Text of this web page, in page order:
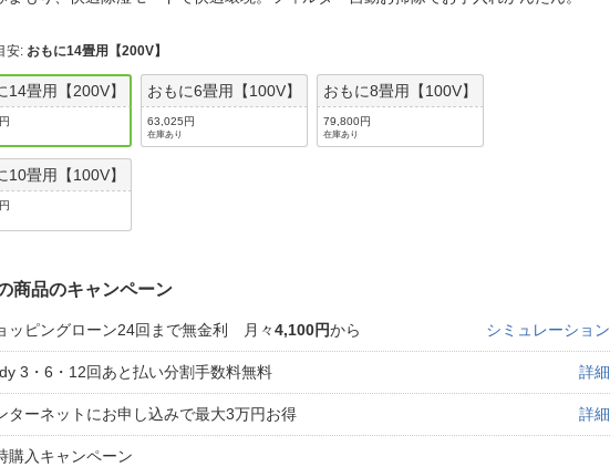
安: おもに14畳用【200V】
14畳用【200V】 おもに6畳用【100V】
63,025円
在庫あり
おもに8畳用【100V】
79,800円
在庫あり
10畳用【100V】
商品のキャンペーン
ッピングローン24回まで無金利 月々4,100円から シミュレーション
3・6・12回あと払い分割手数料無料 詳細
ターネットにお申し込みで最大3万円お得 詳細
購入キャンペーン